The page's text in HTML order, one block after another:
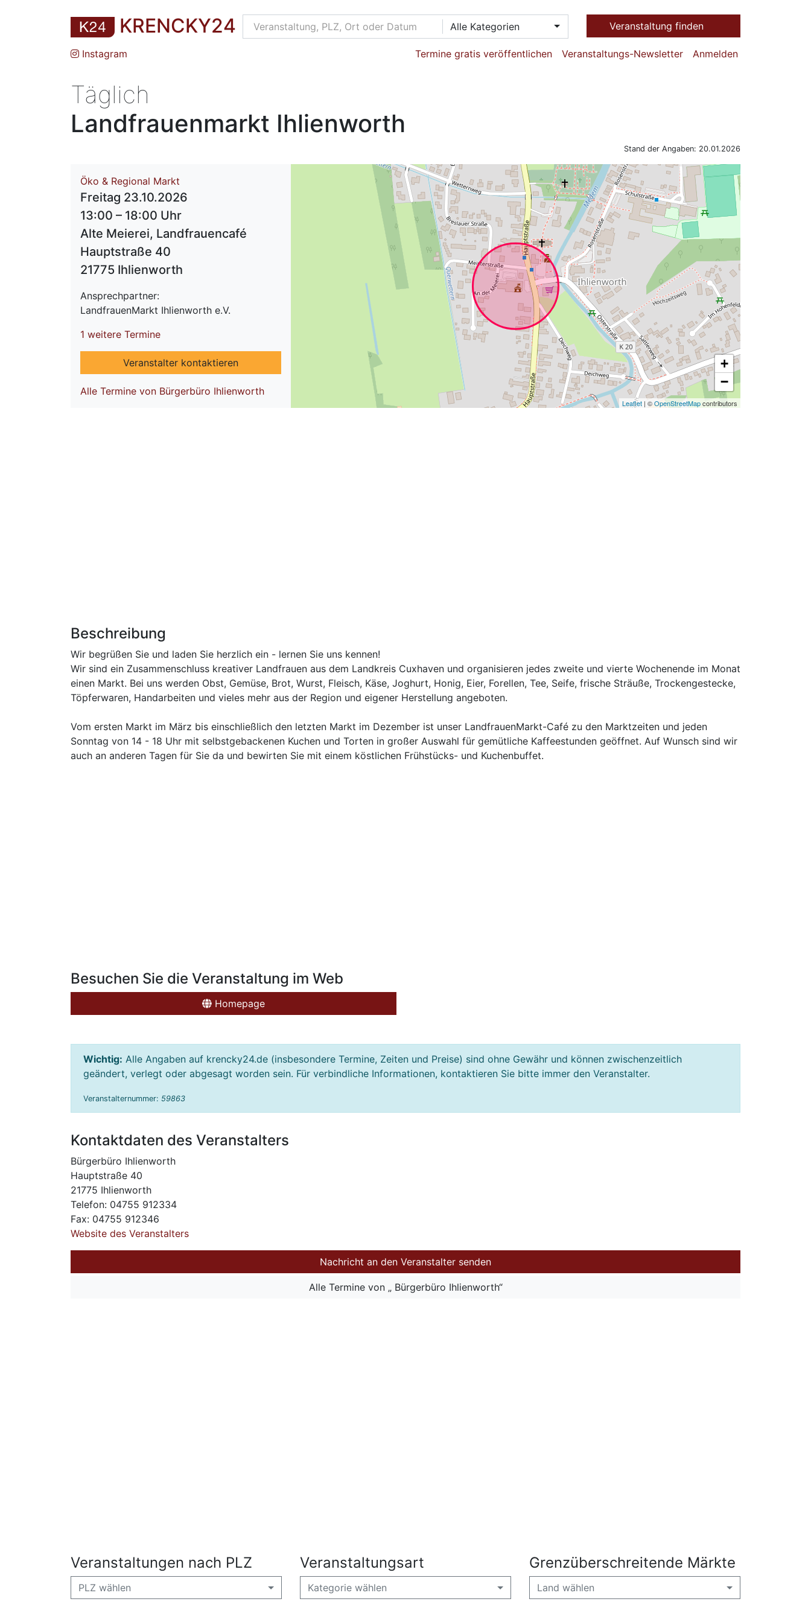
KRENCKY24 Alle Kategorien Veranstaltung finden
Instagram Termine gratis veröffentlichen Veranstaltungs-Newsletter Anmelden
Täglich
Landfrauenmarkt Ihlienworth
Stand der Angaben: 20.01.2026
Öko & Regional Markt
Freitag 23.10.2026
13:00 – 18:00 Uhr
Alte Meierei, Landfrauencafé
Hauptstraße 40
21775 Ihlienworth
Ansprechpartner:
LandfrauenMarkt Ihlienworth e.V.
1 weitere Termine
Veranstalter kontaktieren
Alle Termine von Bürgerbüro Ihlienworth
+
−
Leaflet | ©OpenStreetMapcontributors
Beschreibung
Wir begrüßen Sie und laden Sie herzlich ein - lernen Sie uns kennen!
Wir sind ein Zusammenschluss kreativer Landfrauen aus dem Landkreis Cuxhaven und organisieren jedes zweite und vierte Wochenende im Monat
einen Markt. Bei uns werden Obst, Gemüse, Brot, Wurst, Fleisch, Käse, Joghurt, Honig, Eier, Forellen, Tee, Seife, frische Sträuße, Trockengestecke,
Töpferwaren, Handarbeiten und vieles mehr aus der Region und eigener Herstellung angeboten.
Vom ersten Markt im März bis einschließlich den letzten Markt im Dezember ist unser LandfrauenMarkt-Café zu den Marktzeiten und jeden
Sonntag von 14 - 18 Uhr mit selbstgebackenen Kuchen und Torten in großer Auswahl für gemütliche Kaffeestunden geöffnet. Auf Wunsch sind wir
auch an anderen Tagen für Sie da und bewirten Sie mit einem köstlichen Frühstücks- und Kuchenbuffet.
Besuchen Sie die Veranstaltung im Web
Homepage
Wichtig: Alle Angaben auf krencky24.de (insbesondere Termine, Zeiten und Preise) sind ohne Gewähr und können zwischenzeitlich
geändert, verlegt oder abgesagt worden sein. Für verbindliche Informationen, kontaktieren Sie bitte immer den Veranstalter.
Veranstalternummer: 59863
Kontaktdaten des Veranstalters
Bürgerbüro Ihlienworth
Hauptstraße 40
21775 Ihlienworth
Telefon: 04755 912334
Fax: 04755 912346
Website des Veranstalters
Nachricht an den Veranstalter senden
Alle Termine von „ Bürgerbüro Ihlienworth“
Veranstaltungen nach PLZ
PLZ wählen
Veranstaltungsart
Kategorie wählen
Grenzüberschreitende Märkte
Land wählen